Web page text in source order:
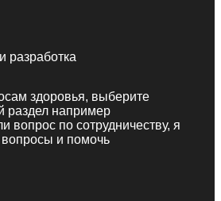
разработка
здоровья, выберите
раздел например
вопрос по сотрудничеству, я
вопросы и помочь